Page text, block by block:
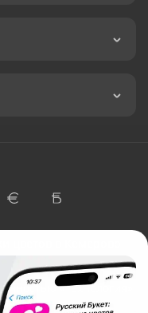
цветов в Кемерово
«Технология»